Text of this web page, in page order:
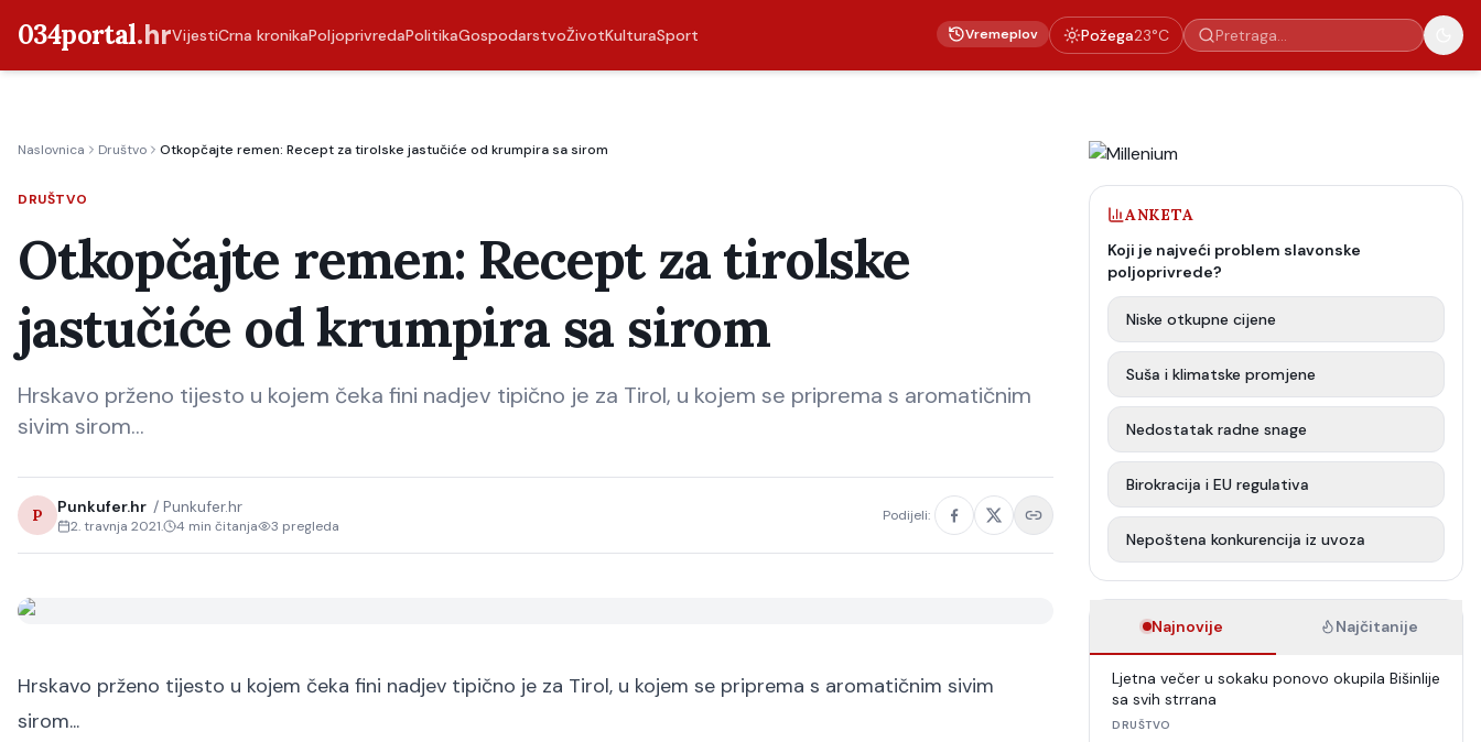
034portal.hrVijestiCrna kronikaPoljoprivredaPolitikaGospodarstvoŽivotKulturaSport Vremeplov Požega23°C
Naslovnica Društvo Otkopčajte remen: Recept za tirolske jastučiće od krumpira sa sirom
DRUŠTVO
Otkopčajte remen: Recept za tirolske
jastučiće od krumpira sa sirom
Hrskavo prženo tijesto u kojem čeka fini nadjev tipično je za Tirol, u kojem se priprema s aromatičnim
sivim sirom...
P Punkufer.hr / Punkufer.hr
2. travnja 2021. 4 min čitanja 3 pregleda
Podijeli:
Hrskavo prženo tijesto u kojem čeka fini nadjev tipično je za Tirol, u kojem se priprema s aromatičnim sivim
sirom...
ANKETA
Koji je najveći problem slavonske
poljoprivrede?
Niske otkupne cijene
Suša i klimatske promjene
Nedostatak radne snage
Birokracija i EU regulativa
Nepoštena konkurencija iz uvoza
Najnovije Najčitanije
Ljetna večer u sokaku ponovo okupila Bišinlije
sa svih strrana
DRUŠTVO